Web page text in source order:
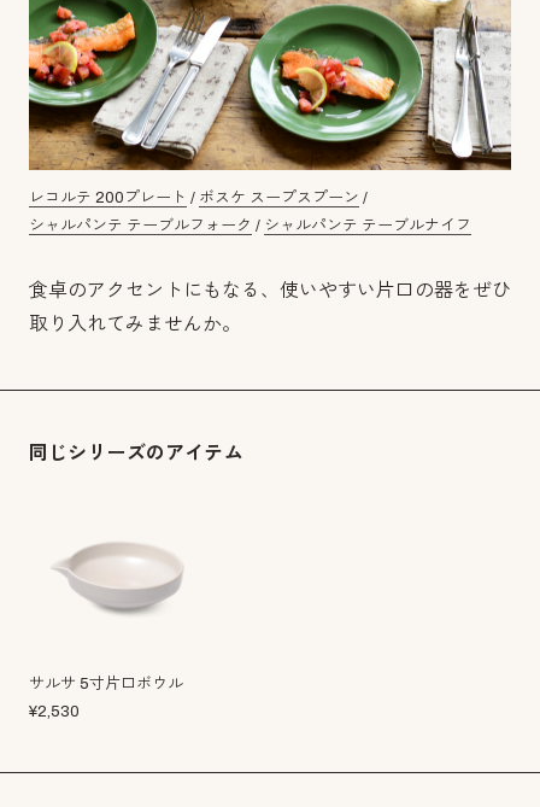
レコルテ 200プレート / ボスケ スープスプーン /
シャルパンテ テーブルフォーク / シャルパンテ テーブルナイフ
食卓のアクセントにもなる、使いやすい片口の器をぜひ
取り入れてみませんか。
同じシリーズのアイテム
サルサ 5寸片口ボウル
¥2,530